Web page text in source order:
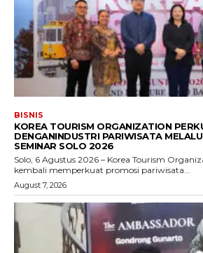
BISNIS
KOREA TOURISM ORGANIZATION
DENGANINDUSTRI PARIWISATA
SEMINAR SOLO 2026
Solo, 6 Agustus 2026 – Korea Tourism
kembali memperkuat promosi pariwisata...
August 7, 2026